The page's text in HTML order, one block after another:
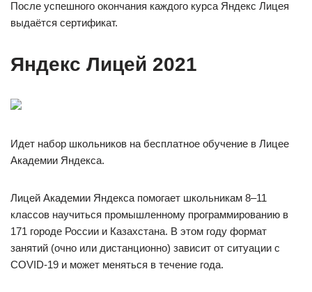
После успешного окончания каждого курса Яндекс Лицея
выдаётся сертификат.
Яндекс Лицей 2021
Идет набор школьников на бесплатное обучение в Лицее
Академии Яндекса.
Лицей Академии Яндекса помогает школьникам 8–11
классов научиться промышленному программированию в
171 городе России и Казахстана. В этом году формат
занятий (очно или дистанционно) зависит от ситуации с
COVID-19 и может меняться в течение года.